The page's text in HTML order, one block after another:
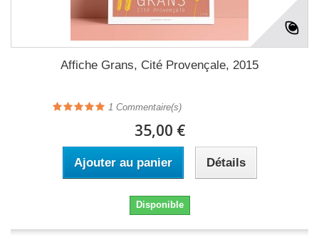
Affiche Grans, Cité Provençale, 2015
1 Commentaire(s)
35,00 €
Ajouter au panier Détails
Disponible